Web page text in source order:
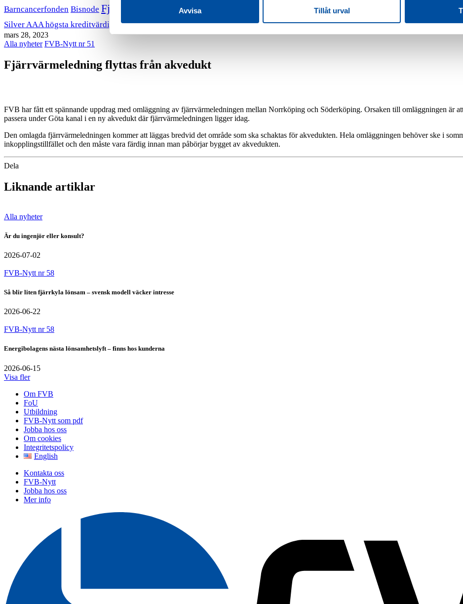
Avvisa Tillåt urval
Barncancerfonden Bisnode Fjärrvärmekurs FVB stödjer Barncancerfonden Jobba hos oss Lediga
Silver AAA högsta kreditvärdighet VD har ordet
mars 28, 2023
Alla nyheter FVB-Nytt nr 51
Fjärrvärmeledning flyttas från akvedukt
FVB har fått ett spännande uppdrag med omläggning av fjärrvärmeledningen mellan Norrköping och Söderköping. Orsaken till omläggningen är
passera under Göta kanal i en ny akvedukt där fjärrvärmeledningen ligger idag.
Den omlagda fjärrvärmeledningen kommer att läggas bredvid det område som ska schaktas för akvedukten. Hela omläggningen behöver ske i
inkopplingstillfället och den måste vara färdig innan man påbörjar bygget av akvedukten.
Dela
Liknande artiklar
Alla nyheter
Är du ingenjör eller konsult?
2026-07-02
FVB-Nytt nr 58
Så blir liten fjärrkyla lönsam – svensk modell väcker intresse
2026-06-22
FVB-Nytt nr 58
Energibolagens nästa lönsamhetslyft – finns hos kunderna
2026-06-15
Visa fler
Om FVB
FoU
Utbildning
FVB-Nytt som pdf
Jobba hos oss
Om cookies
Integritetspolicy
English
Kontakta oss
FVB-Nytt
Jobba hos oss
Mer info